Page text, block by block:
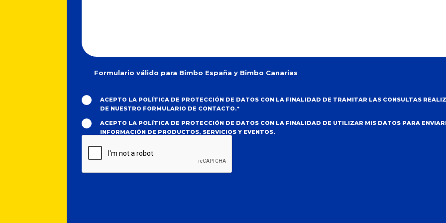
Formulario válido para Bimbo España y Bimbo Canarias
ACEPTO LA POLÍTICA DE PROTECCIÓN DE DATOS CON LA FINALIDAD DE TRAMITAR LAS CONSULTAS
DE NUESTRO FORMULARIO DE CONTACTO.*
ACEPTO LA POLÍTICA DE PROTECCIÓN DE DATOS CON LA FINALIDAD DE UTILIZAR MIS DATOS PARA
INFORMACIÓN DE PRODUCTOS, SERVICIOS Y EVENTOS.